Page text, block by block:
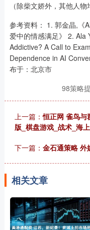
（除柴文娇外，其他人物
参考资料： 1. 郭金晶,《
爱中的情感满足》 2. Ala
Addictive? A Call to
Dependence in AI
布于：北京市
98策略
上一篇：恒正网 雀鸟与
版_棋盘游戏_战术_海
下一篇： 金石通策略 外
相关文章